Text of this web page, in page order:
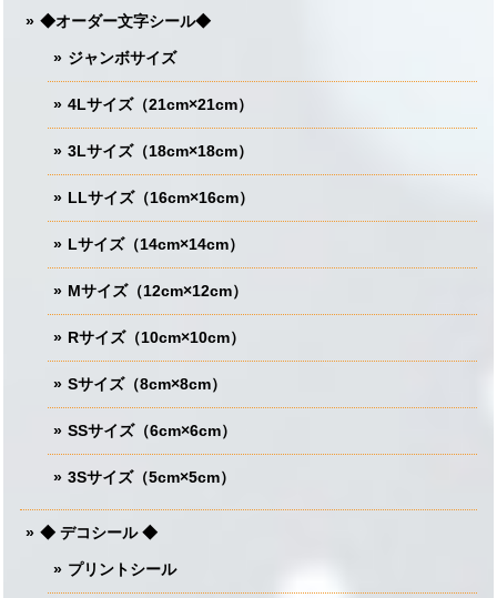
◆オーダー文字シール◆
ジャンボサイズ
4Lサイズ（21cm×21cm）
3Lサイズ（18cm×18cm）
LLサイズ（16cm×16cm）
Lサイズ（14cm×14cm）
Mサイズ（12cm×12cm）
Rサイズ（10cm×10cm）
Sサイズ（8cm×8cm）
SSサイズ（6cm×6cm）
3Sサイズ（5cm×5cm）
◆ デコシール ◆
プリントシール